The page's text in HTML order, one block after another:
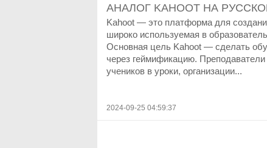
АНАЛОГ KAHOOT НА
Kahoot — это платформа для
широко используемая в
Основная цель Kahoot — сделать
через геймификацию.
учеников в уроки, организации...
2024-09-25 04:59:37